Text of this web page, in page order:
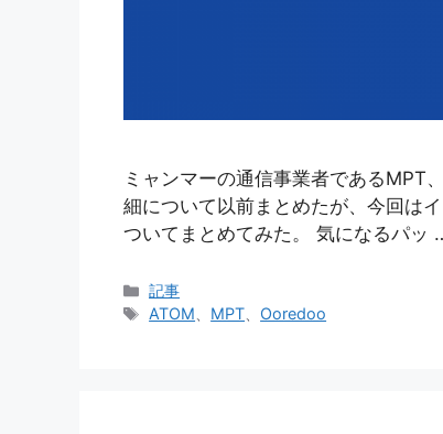
ミャンマーの通信事業者であるMPT
細について以前まとめたが、今回は
ついてまとめてみた。 気になるパ
カ
テ
記事
タ
ATOM、 MPT、 Ooredoo